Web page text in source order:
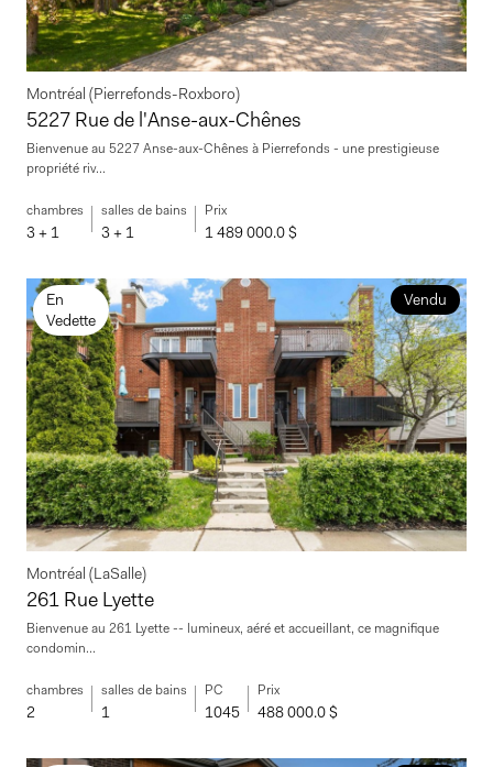
Montréal (Pierrefonds-Roxboro)
5227 Rue de l'Anse-aux-Chênes
Bienvenue au 5227 Anse-aux-Chênes à Pierrefonds - une prestigieuse
propriété riv...
chambres
3 + 1
salles de bains
3 + 1
Prix
1 489 000.0 $
Vendu
En
Vedette
Montréal (LaSalle)
261 Rue Lyette
Bienvenue au 261 Lyette -- lumineux, aéré et accueillant, ce magnifique
condomin...
chambres
2
salles de bains
1
PC
1045
Prix
488 000.0 $